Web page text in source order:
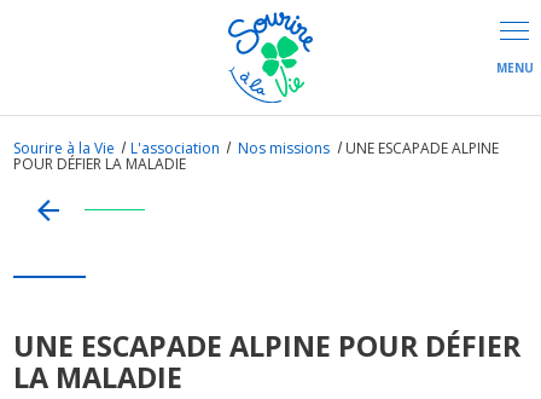
Sourire à la Vie L'association Nos missions UNE ESCAPADE ALPINE
POUR DÉFIER LA MALADIE
UNE ESCAPADE ALPINE POUR DÉFIER
LA MALADIE
Panneau de gestion des cookies